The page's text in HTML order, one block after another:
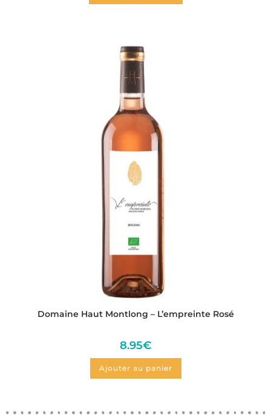
Domaine Haut Montlong – L’empreinte Rosé
8.95€
Ajouter au panier